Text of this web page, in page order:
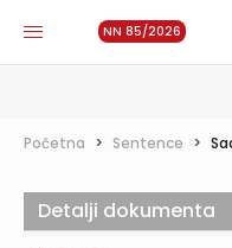
NN 85/2026
Početna > Sentence >
Detalji dokumenta